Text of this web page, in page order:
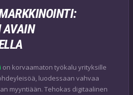
AVAIN
on korvaamaton työkalu yrityksille
luodessaan vahvaa
myyntiään. Tehokas digitaalinen